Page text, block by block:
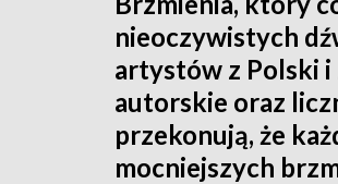
nieoczywistych
artystów z Polski i
autorskie oraz
przekonują, że
mocniejszych